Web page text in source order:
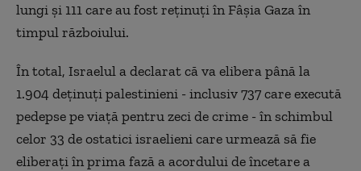
lungi şi 111 care au fost reţinuţi în Fâşia Gaza în
timpul războiului.
În total, Israelul a declarat că va elibera până la
1.904 deţinuţi palestinieni - inclusiv 737 care execută
pedepse pe viaţă pentru zeci de crime - în schimbul
celor 33 de ostatici israelieni care urmează să fie
eliberaţi în prima fază a acordului de încetare a